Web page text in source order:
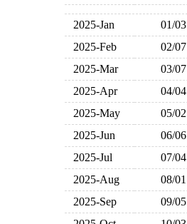
2025-Jan 01/03
2025-Feb
02/07
2025-Mar
03/07
2025-Apr
04/04
2025-May
05/02
2025-Jun
06/06
2025-Jul
07/04
2025-Aug
08/01
2025-Sep
09/05